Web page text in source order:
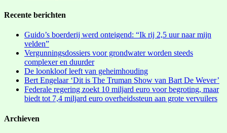
Recente berichten
Guido’s boerderij werd onteigend: “Ik rij 2,5 uur naar mijn
velden”
Vergunningsdossiers voor grondwater worden steeds
complexer en duurder
De loonkloof leeft van geheimhouding
Bert Engelaar ‘Dit is The Truman Show van Bart De Wever’
Federale regering zoekt 10 miljard euro voor begroting, maar
biedt tot 7,4 miljard euro overheidssteun aan grote vervuilers
Archieven